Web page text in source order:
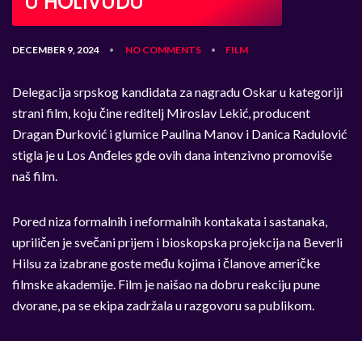
DECEMBER 9, 2024 • NO COMMENTS • FILM
Delegacija srpskog kandidata za nagradu Oskar u kategoriji
strani film, koju čine reditelj Miroslav Lekić, producent
Dragan Đurković i glumice Paulina Manov i Danica Radulović
stigla je u Los Anđeles gde ovih dana intenzivno promoviše
naš film.
Pored niza formalnih i neformalnih kontakata i sastanaka,
upriličen je svečani prijem i bioskopska projekcija na Beverli
Hilsu za izabrane goste među kojima i članove američke
filmske akademije. Film je naišao na dobru reakciju pune
dvorane, pa se ekipa zadržala u razgovoru sa publikom.